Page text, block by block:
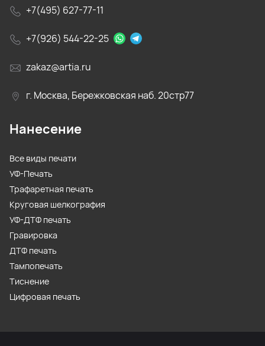
+7(495) 627-77-11
+7(926) 544-22-25
zakaz@artia.ru
г. Москва, Бережковская наб. 20стр77
Нанесение
Все виды печати
УФ-Печать
Трафаретная печать
Круговая шелкография
УФ-ДТФ печать
Гравировка
ДТФ печать
Тампопечать
Тиснение
Цифровая печать